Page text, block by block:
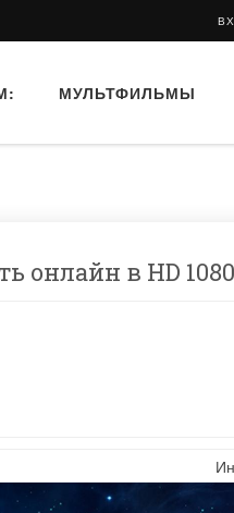
МУЛЬТФИЛЬМЫ
онлайн в HD